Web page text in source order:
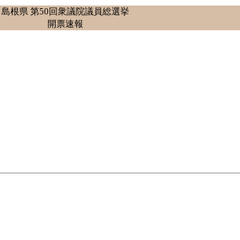
島根県 第50回衆議院議員総選挙
開票速報